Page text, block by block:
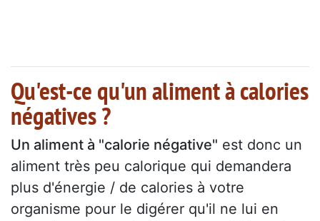
Qu'est-ce qu'un aliment à calories
négatives ?
Un aliment à "calorie négative" est donc un
aliment très peu calorique qui demandera
plus d'énergie / de calories à votre
organisme pour le digérer qu'il ne lui en